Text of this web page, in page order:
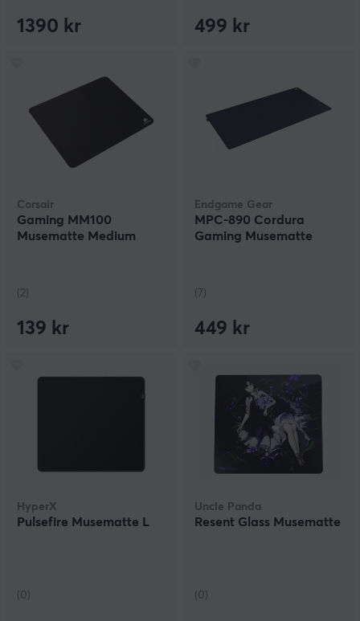
1390 kr 499 kr
Corsair
Gaming MM100
Musematte Medium
(2)
139 kr
Endgame Gear
MPC-890 Cordura
Gaming Musematte
(7)
449 kr
HyperX
Pulsefire Musematte L
(0)
Uncle Panda
Resent Glass Musematte
(0)